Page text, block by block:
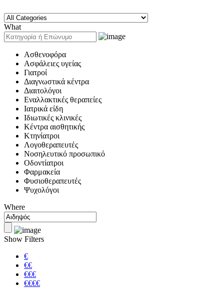
What
Ασθενοφόρα
Ασφάλειες υγείας
Γιατροί
Διαγνωστικά κέντρα
Διαιτολόγοι
Εναλλακτικές θεραπείες
Ιατρικά είδη
Ιδιωτικές κλινικές
Κέντρα αισθητικής
Κτηνίατροι
Λογοθεραπευτές
Νοσηλευτικό προσωπικό
Οδοντίατροι
Φαρμακεία
Φυσιοθεραπευτές
Ψυχολόγοι
Where
Show Filters
€
€€
€€€
€€€€